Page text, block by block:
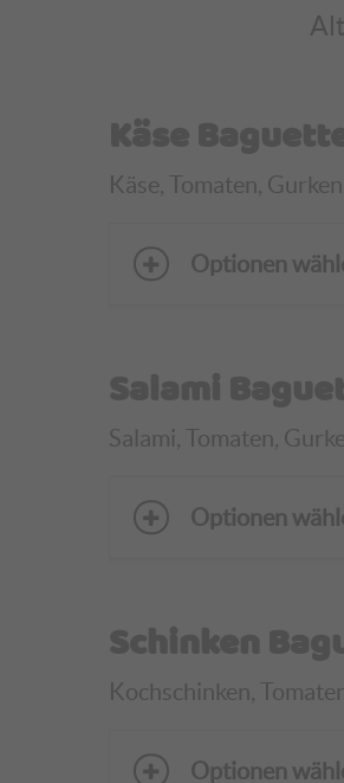
Käse
Käse, Tomaten,
Optionen
Salami
Salami, Tomaten,
Optionen
Schinken
Kochschinken,
Optionen